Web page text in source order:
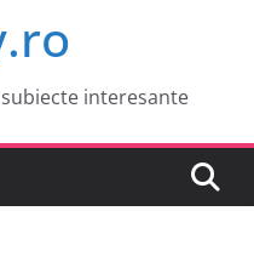
bolile copilariei
epilarea definitiva
interesante